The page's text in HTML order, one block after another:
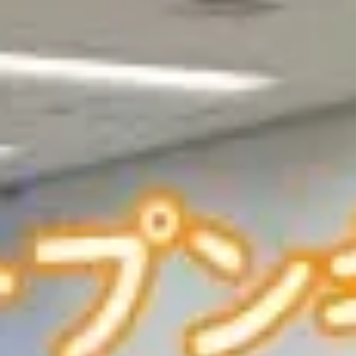
割は午前中に座学の授業、午後は実習と研究...